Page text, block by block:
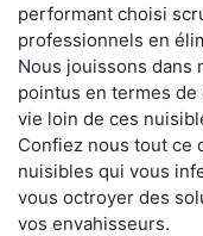
performant choisi
professionnels en
Nous jouissons dans
pointus en termes
vie loin de ces
Confiez nous tout ce
nuisibles qui vous
vous octroyer des
vos envahisseurs.